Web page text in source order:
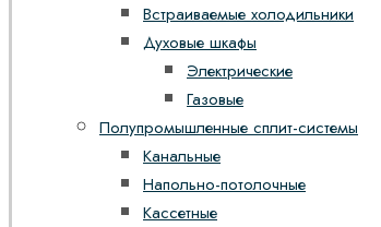
Встраиваемые холодильники
Духовые шкафы
Электрические
Газовые
Полупромышленные сплит-системы
Канальные
Напольно-потолочные
Кассетные